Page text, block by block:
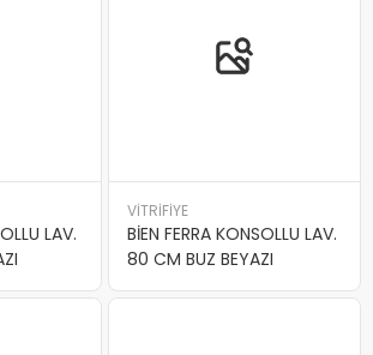
LAV.
VİTRİFİYE
BİEN FERRA KONSOLLU LAV.
80 CM BUZ BEYAZI